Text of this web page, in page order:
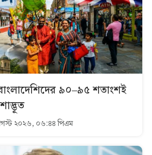
৯০–৯৫ শতাংশই
২০২৬, ০৬:৪৪ পিএম